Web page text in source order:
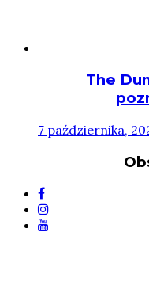
The
7 października,